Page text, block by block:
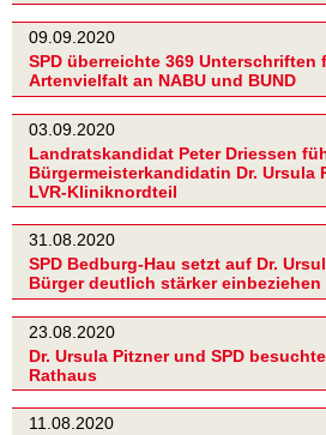
09.09.2020
SPD überreichte 369
Artenvielfalt an NABU und BUND
03.09.2020
Landratskandidat Peter Driessen
Bürgermeisterkandidatin Dr. Ursula
LVR-Kliniknordteil
31.08.2020
SPD Bedburg-Hau setzt auf Dr.
Bürger deutlich stärker einbeziehen
23.08.2020
Dr. Ursula Pitzner und SPD
Rathaus
11.08.2020